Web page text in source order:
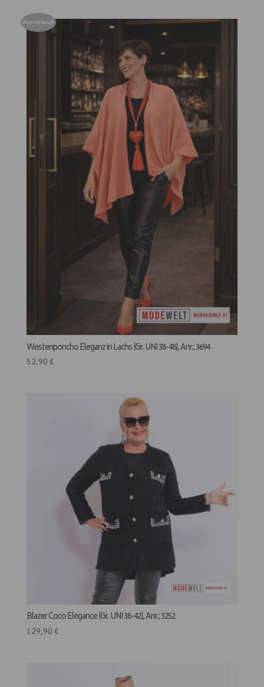
Ausverkauft
Westenponcho Eleganz in Lachs |Gr. UNI 38-48|, Anr.: 3694
52,90 €
Blazer Coco Elegance |Gr. UNI 38-42|, Anr.: 3252
129,90 €